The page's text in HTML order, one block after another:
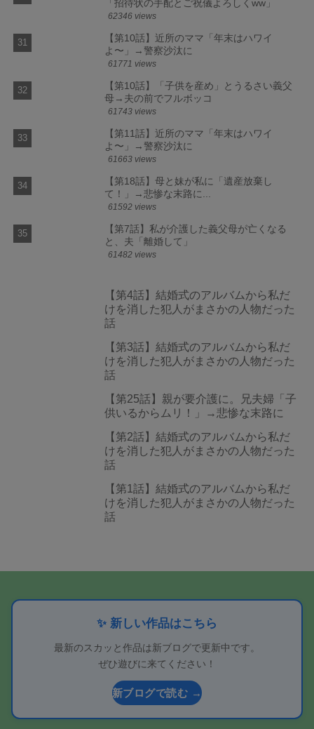
「招待状の手配とご祝儀よろしくww」
62346 views
【第10話】近所のママ「年末はハワイ
よ〜」→警察沙汰に
61771 views
【第10話】「子供を産め」とうるさい義父
母→夫の前でフルボッコ
61743 views
【第11話】近所のママ「年末はハワイ
よ〜」→警察沙汰に
61663 views
【第18話】母と妹が私に「遺産放棄し
て！」→悲惨な末路に...
61592 views
【第7話】私が介護した義父母が亡くなる
と、夫「離婚して」
61482 views
【第4話】結婚式のアルバムから私だ
けを消した犯人がまさかの人物だった
話
【第3話】結婚式のアルバムから私だ
けを消した犯人がまさかの人物だった
話
【第25話】親が要介護に。兄夫婦「子
供いるからムリ！」→悲惨な末路に
【第2話】結婚式のアルバムから私だ
けを消した犯人がまさかの人物だった
話
【第1話】結婚式のアルバムから私だ
けを消した犯人がまさかの人物だった
話
✨ 新しい作品はこちら
最新のスカッと作品は新ブログで更新中です。
ぜひ遊びに来てください！
新ブログで読む →